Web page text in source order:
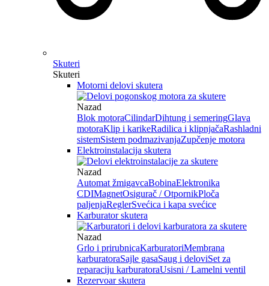
Skuteri
Skuteri
Motorni delovi skutera
Nazad
Blok motoraCilindarDihtung i semeringGlava
motoraKlip i karikeRadilica i klipnjačaRashladni
sistemSistem podmazivanjaZupčenje motora
Elektroinstalacija skutera
Nazad
Automat žmigavcaBobinaElektronika
CDIMagnetOsigurač / OtpornikPloča
paljenjaReglerSvećica i kapa svećice
Karburator skutera
Nazad
Grlo i prirubnicaKarburatoriMembrana
karburatoraSajle gasaSaug i deloviSet za
reparaciju karburatoraUsisni / Lamelni ventil
Rezervoar skutera